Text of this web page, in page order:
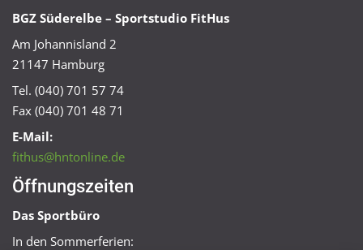
BGZ Süderelbe – Sportstudio FitHus
Am Johannisland 2
21147 Hamburg
Tel. (040) 701 57 74
Fax (040) 701 48 71
E-Mail:
fithus@hntonline.de
Öffnungszeiten
Das Sportbüro
In den Sommerferien: